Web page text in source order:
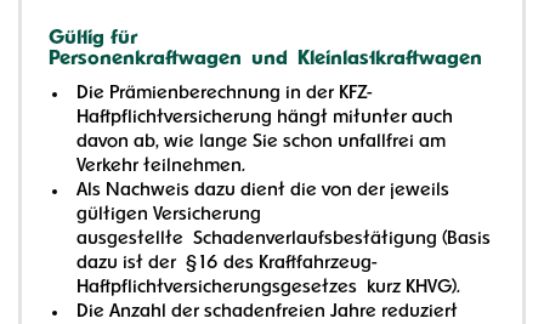
Gültig für
Personenkraftwagen und Kleinlastkraftwagen
Die Prämienberechnung in der KFZ-
Haftpflichtversicherung hängt mitunter auch
davon ab, wie lange Sie schon unfallfrei am
Verkehr teilnehmen.
Als Nachweis dazu dient die von der jeweils
gültigen Versicherung
ausgestellte Schadenverlaufsbestätigung (Basis
dazu ist der §16 des Kraftfahrzeug-
Haftpflichtversicherungsgesetzes kurz KHVG).
Die Anzahl der schadenfreien Jahre reduziert